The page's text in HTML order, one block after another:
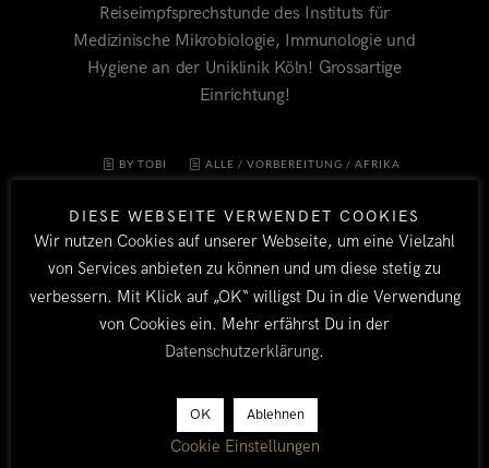
Reiseimpfsprechstunde des Instituts für
Medizinische Mikrobiologie, Immunologie und
Hygiene an der Uniklinik Köln! Grossartige
Einrichtung!
BY TOBI ALLE / VORBEREITUNG / AFRIKA
LÄNDER
DIESE WEBSEITE VERWENDET COOKIES
Wir nutzen Cookies auf unserer Webseite, um eine Vielzahl
von Services anbieten zu können und um diese stetig zu
verbessern. Mit Klick auf „OK“ willigst Du in die Verwendung
von Cookies ein. Mehr erfährst Du in der
Datenschutzerklärung.
OK Ablehnen
Cookie Einstellungen